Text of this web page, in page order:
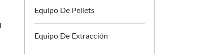
Equipo De Pellets
Equipo De Extracción